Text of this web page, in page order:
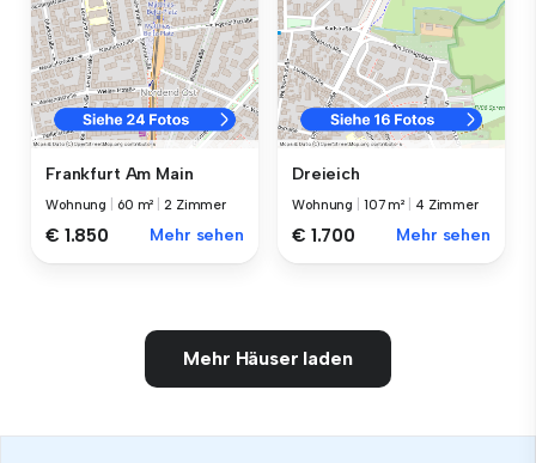
Frankfurt Am Main
Wohnung 60 m² |2 Zimmer
€ 1.850 Mehr sehen
Dreieich
Wohnung 107 m² 4 Zimmer
€ 1.700 Mehr sehen
Mehr Häuser laden